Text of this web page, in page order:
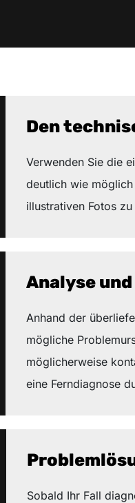
Den
Verwenden Sie die
deutlich wie
illustrativen Fotos
Analyse
Anhand der
mögliche
möglicherweise
eine Ferndiagnose
Sobald Ihr Fall